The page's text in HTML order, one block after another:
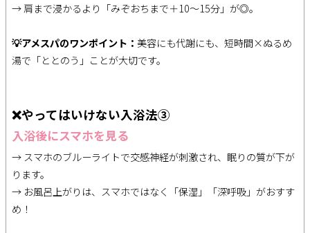
→ 肩まで浸かるより「みぞおちまで＋10〜15分」が◎。
💡アメスパのワンポイント： 美容にも代謝にも、短時間×ぬるめ
湯で「ととのう」ことが大切です。
❌やってはいけない入浴法③
入浴後にスマホを見る
→ スマホのブルーライトで交感神経が刺激され、眠りの質が下が
ります。
→ お風呂上がりは、スマホではなく「保湿」「深呼吸」がおすす
め！